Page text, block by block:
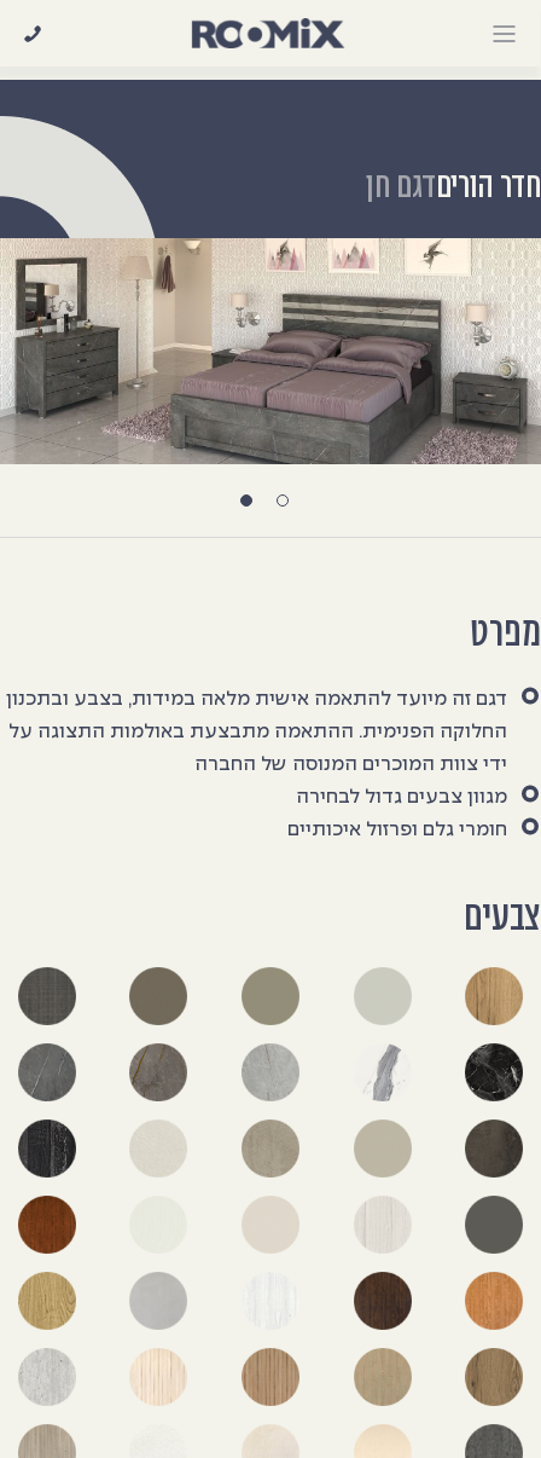
חדר הוריםדגם חן
מפרט
דגם זה מיועד להתאמה אישית מלאה במידות, בצבע ובתכנון
החלוקה הפנימית. ההתאמה מתבצעת באולמות התצוגה על
ידי צוות המוכרים המנוסה של החברה
מגוון צבעים גדול לבחירה
חומרי גלם ופרזול איכותיים
צבעים